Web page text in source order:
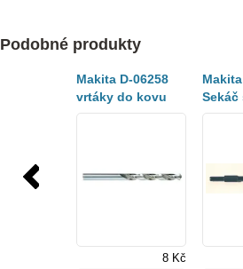
Podobné produkty
Makita D-06258
vrtáky do kovu
HSS-R 2x49mm
8 Kč
Sekáč
30